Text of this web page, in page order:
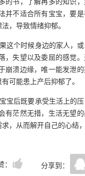
并不适合所有宝宝，要
，导致情绪抑郁。
这个时候身边的家人，
，失望以及委屈的感觉
崩溃边缘，唯一能发泄
可能患上产后抑郁了。
宝后既要承受生活上的
有茫然无措，生活无望
，从而解开自己的心结
分享到：